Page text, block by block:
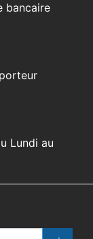
bancaire
Lundi au